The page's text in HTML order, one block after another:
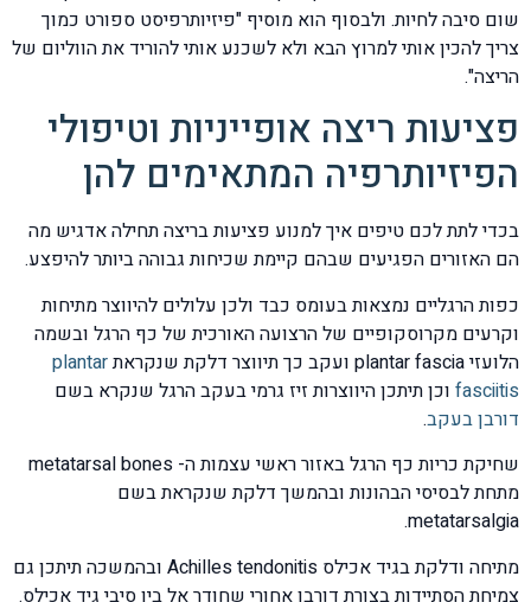
שום סיבה לחיות. ולבסוף הוא מוסיף "פיזיותרפיסט ספורט כמוך
צריך להכין אותי למרוץ הבא ולא לשכנע אותי להוריד את הווליום של
הריצה".
פציעות ריצה אופייניות וטיפולי
הפיזיותרפיה המתאימים להן
בכדי לתת לכם טיפים איך למנוע פציעות בריצה תחילה אדגיש מה
הם האזורים הפגיעים שבהם קיימת שכיחות גבוהה ביותר להיפצע.
כפות הרגליים נמצאות בעומס כבד ולכן עלולים להיווצר מתיחות
וקרעים מקרוסקופיים של הרצועה האורכית של כף הרגל ובשמה
הלועזי plantar fascia ועקב כך תיווצר דלקת שנקראת
plantar
fasciitis וכן תיתכן היווצרות זיז גרמי בעקב הרגל שנקרא בשם
דורבן בעקב.
שחיקת כריות כף הרגל באזור ראשי עצמות ה- metatarsal bones
מתחת לבסיסי הבהונות ובהמשך דלקת שנקראת בשם
metatarsalgia.
מתיחה ודלקת בגיד אכילס Achilles tendonitis ובהמשכה תיתכן גם
צמיחת הסתיידות בצורת דורבן אחורי שחודר אל בין סיבי גיד אכילס.